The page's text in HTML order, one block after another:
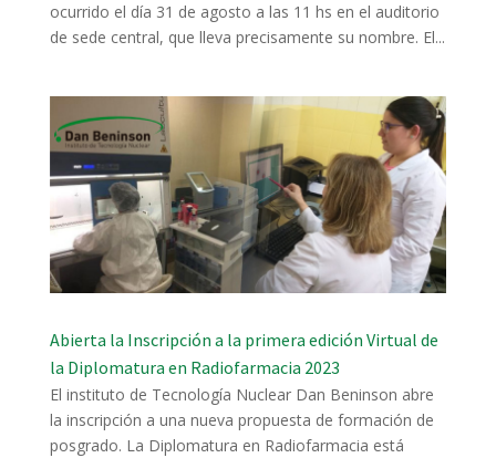
ocurrido el día 31 de agosto a las 11 hs en el auditorio
de sede central, que lleva precisamente su nombre. El...
Abierta la Inscripción a la primera edición Virtual de
la Diplomatura en Radiofarmacia 2023
El instituto de Tecnología Nuclear Dan Beninson abre
la inscripción a una nueva propuesta de formación de
posgrado. La Diplomatura en Radiofarmacia está